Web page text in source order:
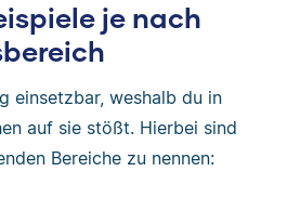
je nach
einsetzbar, weshalb du in
auf sie stößt. Hierbei sind
Bereiche zu nennen: